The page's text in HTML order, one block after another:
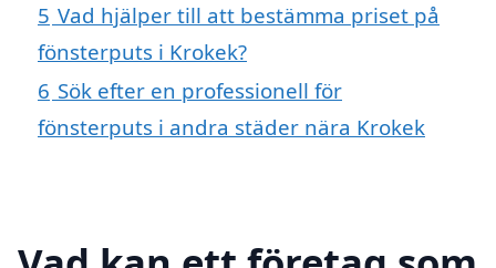
5 Vad hjälper till att bestämma priset på
fönsterputs i Krokek?
6 Sök efter en professionell för
fönsterputs i andra städer nära Krokek